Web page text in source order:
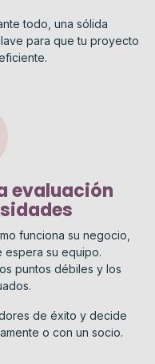
todo, una sólida
para que tu proyecto
evaluación
funciona su negocio,
espera su equipo.
puntos débiles y los
de éxito y decide
o con un socio.